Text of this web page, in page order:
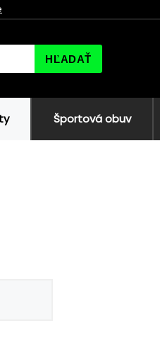
HĽADAŤ
Športová obuv